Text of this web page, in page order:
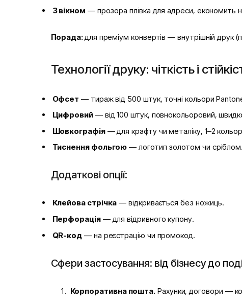
З вікном — прозора плівка для адреси, економить
Порада:для преміум конвертів — внутрішній друк
Технології друку: чіткість і
Офсет — тираж від 500 штук, точні кольори
Цифровий— від 100 штук, повнокольоровий,
Шовкографія— для крафту чи металіку, 1–2
Тиснення фольгою — логотип золотом чи сріблом.
Додаткові опції:
Клейова стрічка — відкривається без ножиць.
Перфорація— для відривного купону.
QR-код — на реєстрацію чи промокод.
Сфери застосування: від бізнесу до
Корпоративна пошта. Рахунки, договори —